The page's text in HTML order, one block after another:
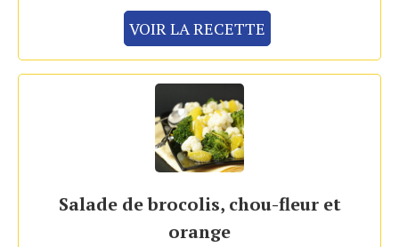
VOIR LA RECETTE
Salade de brocolis, chou-fleur et
orange